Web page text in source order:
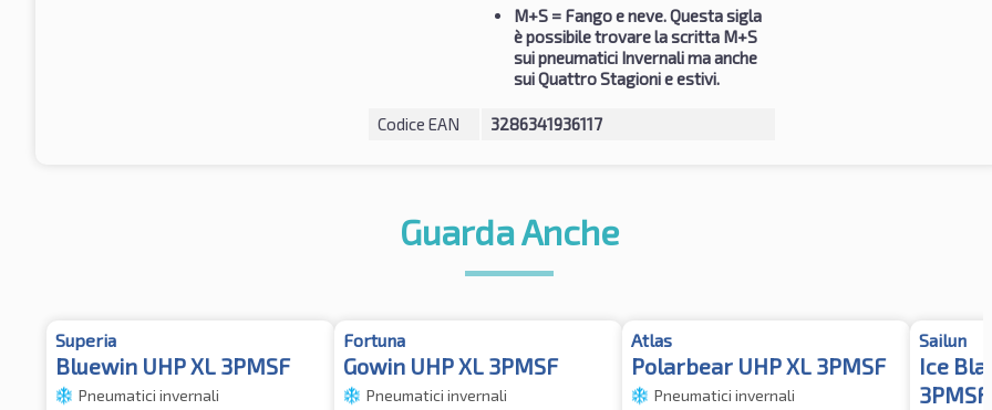
M+S= Fango e neve. Questa sigla
è possibile trovare la scritta M+S
sui pneumatici Invernali ma anche
sui Quattro Stagioni e estivi.
Codice EAN 3286341936117
Guarda Anche
Superia
Bluewin UHP XL 3PMSF
Pneumatici invernali
Fortuna
Gowin UHP XL 3PMSF
Pneumatici invernali
Atlas
Polarbear UHP XL 3PMSF
Pneumatici invernali
Sailun
Ice
3PMSF